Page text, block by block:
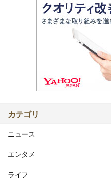
カテゴリ
ニュース
エンタメ
ライフ